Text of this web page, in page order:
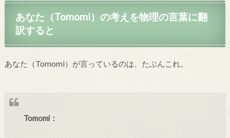
あなた（Tomomi）の考えを物理の言葉に翻
訳すると
あなた（Tomomi）が言っているのは、たぶんこれ。
Tomomi：